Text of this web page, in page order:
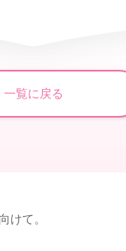
一覧に戻る
けて。